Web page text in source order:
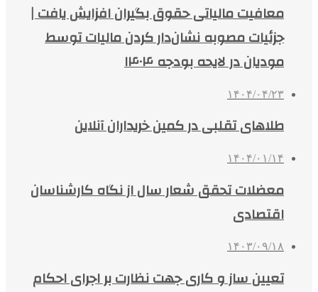
معافیت مالیاتی حقوق بگیران افزایش یافت |
جزئیات مصوبه نشان‌دار کردن مالیات توسط
مودیان در لایحه بودجه ۱۴۰۴
۱۴۰۴/۰۴/۲۳
طلاهای تقلبی در کمین خریداران آنلاین
۱۴۰۴/۰۱/۱۴
معضلات تحقق شعار سال از نگاه کارشناسان
اقتصادی
۱۴۰۳/۰۹/۱۸
تعیین ساز و کاری جهت نظارت بر اجرای احکام